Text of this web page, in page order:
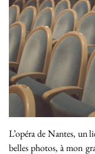
L’opéra de Nantes, un
belles photos, à mon